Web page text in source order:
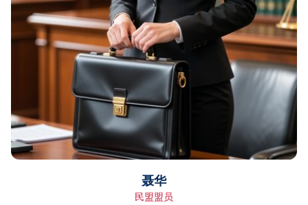
聂华
民盟盟员